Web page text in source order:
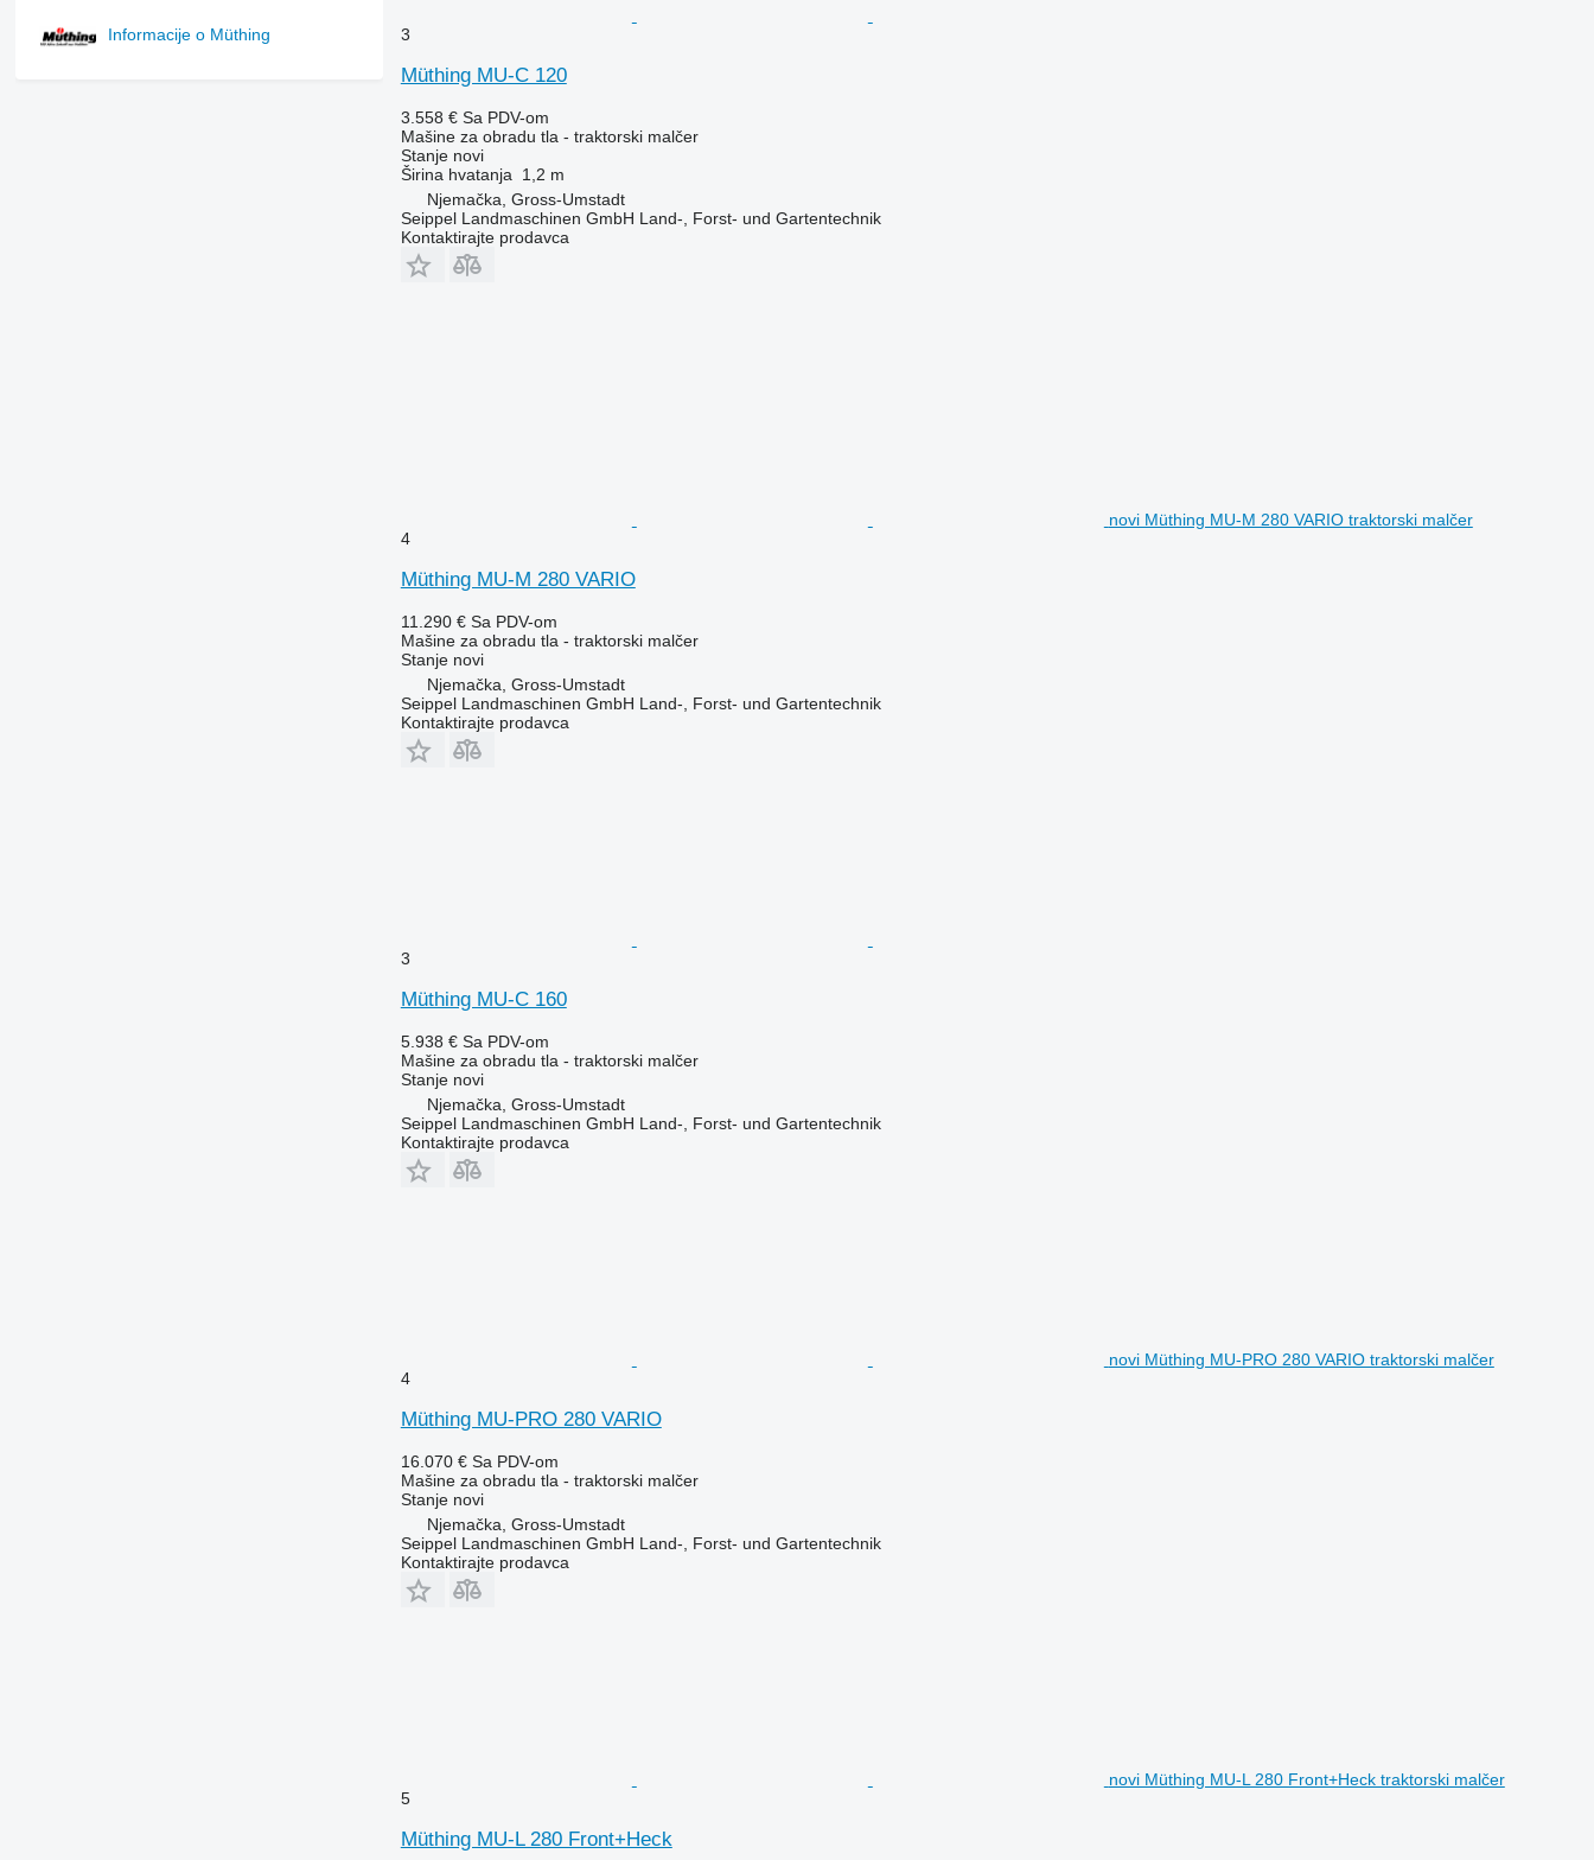
Informacije o Müthing 3
Müthing MU-C 120
3.558 € Sa PDV-om
Mašine za obradu tla - traktorski malčer
Stanjenovi
Širina hvatanja
1,2 m
Njemačka, Gross-Umstadt
Seippel Landmaschinen GmbH Land-, Forst- und Gartentechnik
Kontaktirajte prodavca
novi Müthing MU-M 280 VARIO traktorski malčer
4
Müthing MU-M 280 VARIO
11.290 € Sa PDV-om
Mašine za obradu tla - traktorski malčer
Stanjenovi
Njemačka, Gross-Umstadt
Seippel Landmaschinen GmbH Land-, Forst- und Gartentechnik
Kontaktirajte prodavca
3
Müthing MU-C 160
5.938 € Sa PDV-om
Mašine za obradu tla - traktorski malčer
Stanjenovi
Njemačka, Gross-Umstadt
Seippel Landmaschinen GmbH Land-, Forst- und Gartentechnik
Kontaktirajte prodavca
novi Müthing MU-PRO 280 VARIO traktorski malčer
4
Müthing MU-PRO 280 VARIO
16.070 € Sa PDV-om
Mašine za obradu tla - traktorski malčer
Stanjenovi
Njemačka, Gross-Umstadt
Seippel Landmaschinen GmbH Land-, Forst- und Gartentechnik
Kontaktirajte prodavca
novi Müthing MU-L 280 Front+Heck traktorski malčer
5
Müthing MU-L 280 Front+Heck